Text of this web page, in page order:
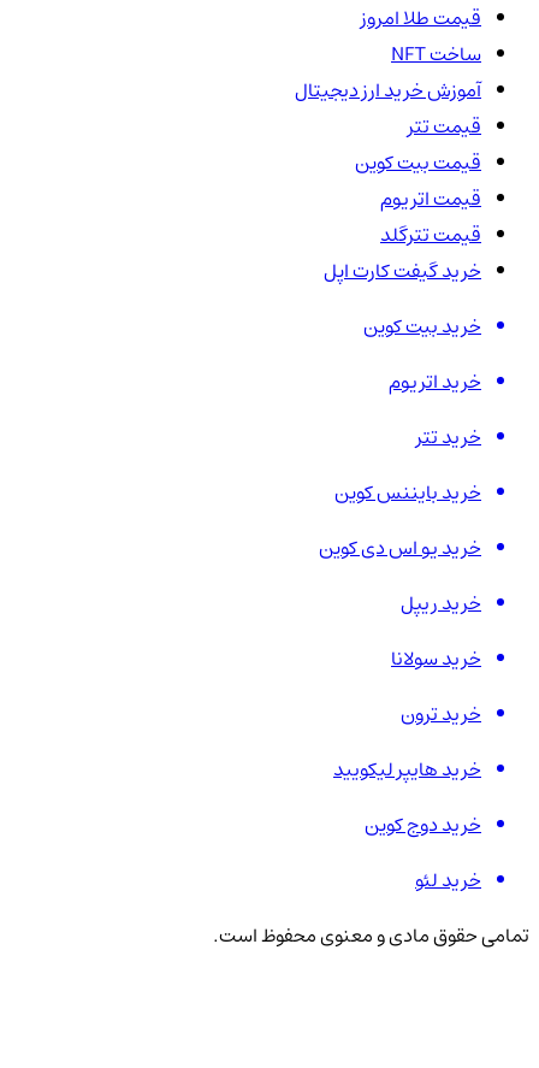
قیمت طلا امروز
ساخت NFT
آموزش خرید ارز دیجیتال
قیمت تتر
قیمت بیت کوین
قیمت اتریوم
قیمت تترگلد
خرید گیفت کارت اپل
خرید بیت کوین
خرید اتریوم
خرید تتر
خرید بایننس کوین
خرید یو اس دی کوین
خرید ریپل
خرید سولانا
خرید ترون
خرید هایپر لیکویید
خرید دوج کوین
خرید لئو
تمامی حقوق مادی و معنوی محفوظ است.